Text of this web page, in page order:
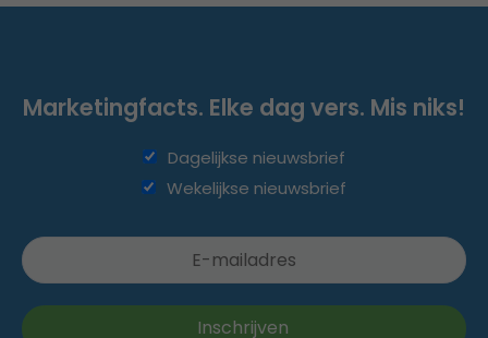
Marketingfacts. Elke dag vers. Mis niks!
Dagelijkse nieuwsbrief
Wekelijkse nieuwsbrief